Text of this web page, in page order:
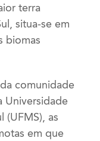
terra
situa-se em
biomas
comunidade
Universidade
(UFMS), as
em que